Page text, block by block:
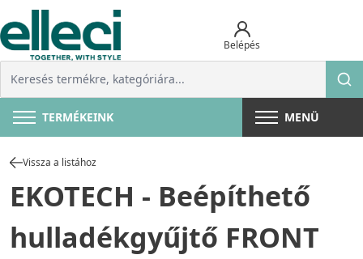
Belépés
TERMÉKEINK MENÜ
Vissza a listához
EKOTECH - Beépíthető
hulladékgyűjtő FRONT